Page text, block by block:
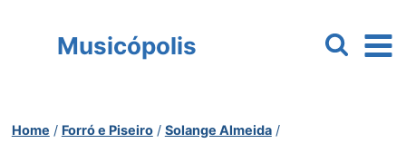
Musicópolis
Home / Forró e Piseiro / Solange Almeida /